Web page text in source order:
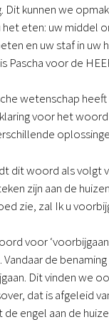
Dit kunnen we
het eten: uw middel
en uw staf in uw
Pascha voor de
wetenschap heeft
voor het
dit woord als volgt
zijn aan de
zie, zal Ik u
voor
. Vandaar de
Dit vinden we
dat is afgeleid
engel aan de